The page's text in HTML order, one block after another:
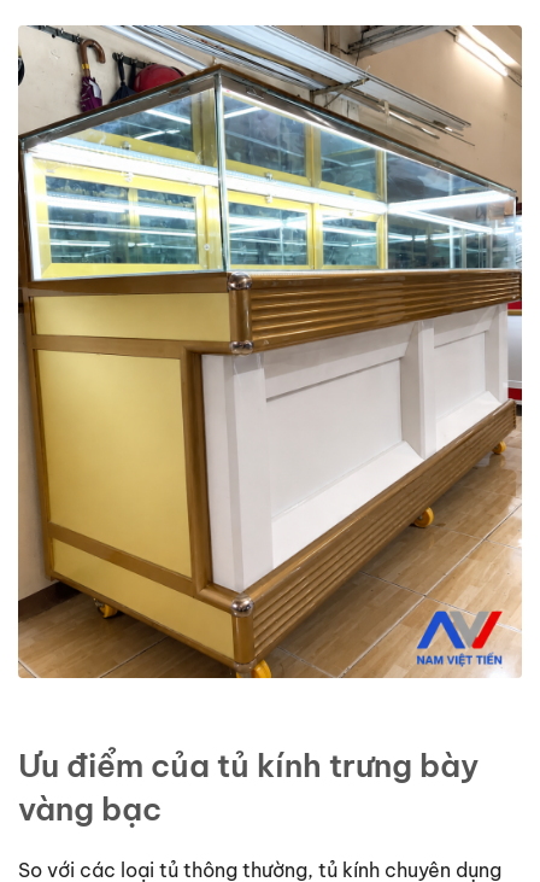
Ưu điểm của tủ kính trưng bày
vàng bạc
So với các loại tủ thông thường, tủ kính chuyên dụng